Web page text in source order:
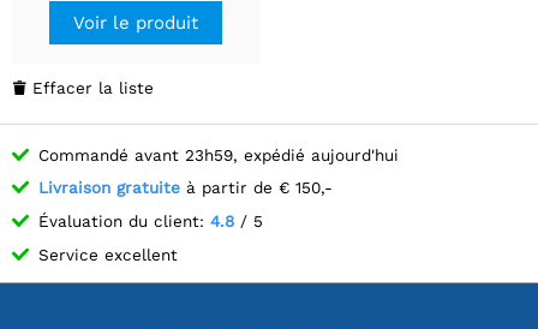
Voir le produit
 Effacer la liste
Commandé avant 23h59, expédié aujourd'hui
Livraison gratuite à partir de € 150,-
Évaluation du client: 4.8 / 5
Service excellent